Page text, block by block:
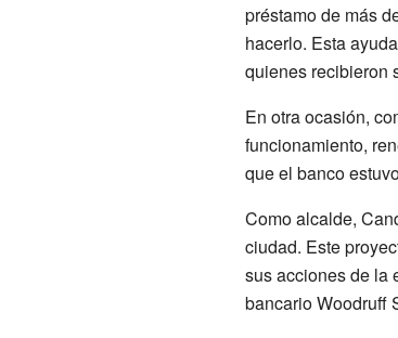
préstamo de más
hacerlo. Esta
quienes recibieron
En otra ocasión,
funcionamiento,
que el banco
Como alcalde,
ciudad. Este
sus acciones de la
bancario Woodruff